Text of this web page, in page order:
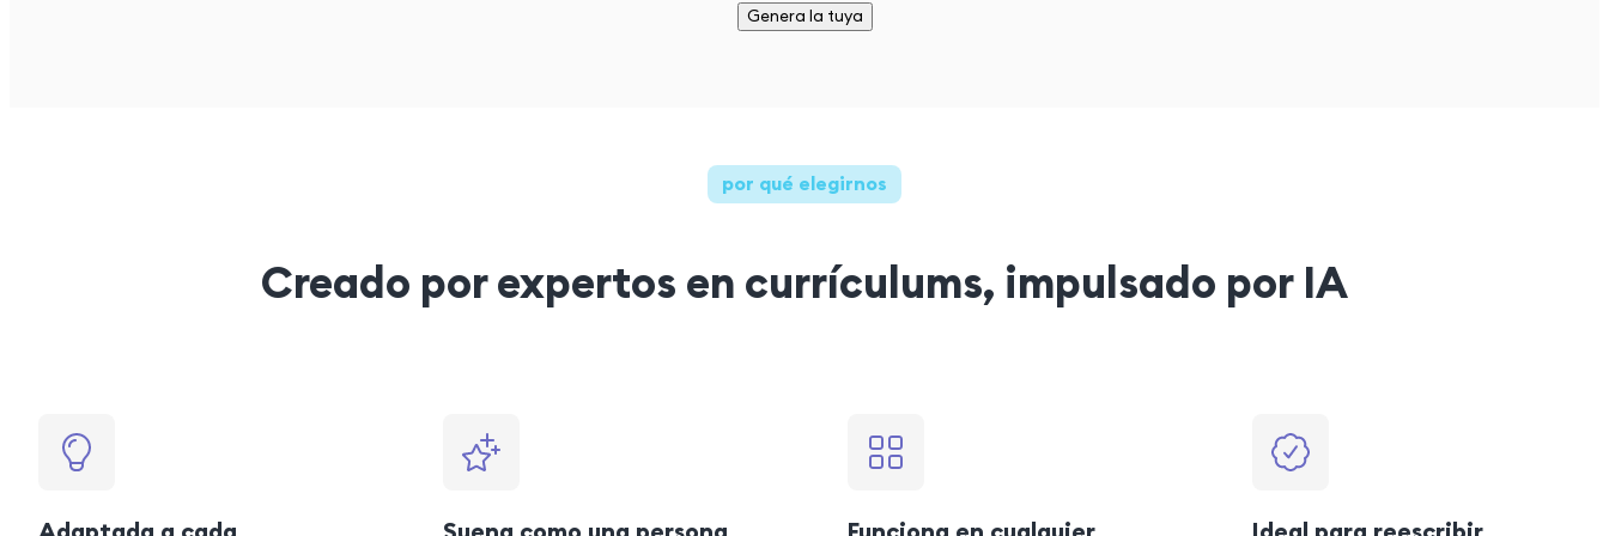
Genera la tuya
por qué elegirnos
Creado por expertos en currículums, impulsado por IA